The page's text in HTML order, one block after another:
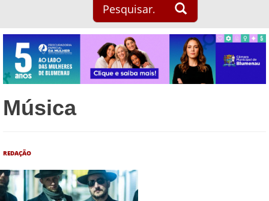
Música
REDAÇÃO